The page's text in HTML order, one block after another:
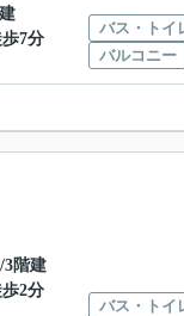
歩7分
バス・トイ
バルコニー
3階建
歩2分
バス・トイ